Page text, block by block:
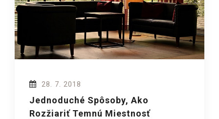
28. 7. 2018
Jednoduché Spôsoby, Ako
Rozžiariť Temnú Miestnosť